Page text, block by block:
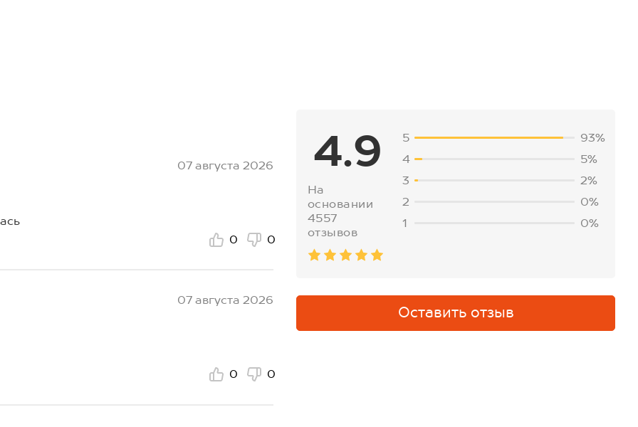
4.9
На
основании
4557
отзывов
5
93%
4
5%
3
2%
2
0%
1
0%
Оставить отзыв
07 августа 2026
0
0
07 августа 2026
0 0